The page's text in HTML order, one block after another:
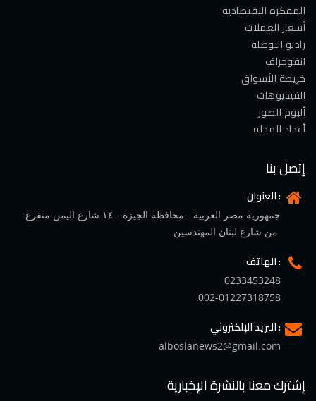
المفكرة الاقتصاديه
أسعار العملات
راديو البوصلة
انفوجراف
خريطة الأسواق
الفيديوهات
ألبوم الصور
أعداد المجله
إتصل بنا
العنوان :
جمهورية مصر العربية - محافظة الجيزة - ١٤ شارع اليمن متفرع
الهاتف :
0233453248
002-01227318758
البريد الإلكتروني :
alboslanews2@gmail.com
إشترك معنا بالنشرة الإخبارية